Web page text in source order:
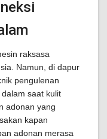
raksasa
Namun, di dapur
pengulenan
saat kulit
adonan yang
kapan
adonan merasa